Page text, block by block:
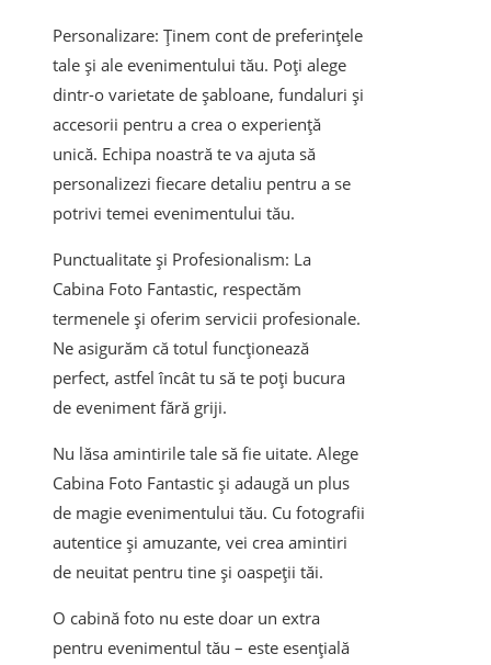
Personalizare: Ținem cont de preferințele
tale și ale evenimentului tău. Poți alege
dintr-o varietate de șabloane, fundaluri și
accesorii pentru a crea o experiență
unică. Echipa noastră te va ajuta să
personalizezi fiecare detaliu pentru a se
potrivi temei evenimentului tău.
Punctualitate și Profesionalism: La
Cabina Foto Fantastic, respectăm
termenele și oferim servicii profesionale.
Ne asigurăm că totul funcționează
perfect, astfel încât tu să te poți bucura
de eveniment fără griji.
Nu lăsa amintirile tale să fie uitate. Alege
Cabina Foto Fantastic și adaugă un plus
de magie evenimentului tău. Cu fotografii
autentice și amuzante, vei crea amintiri
de neuitat pentru tine și oaspeții tăi.
O cabină foto nu este doar un extra
pentru evenimentul tău – este esențială